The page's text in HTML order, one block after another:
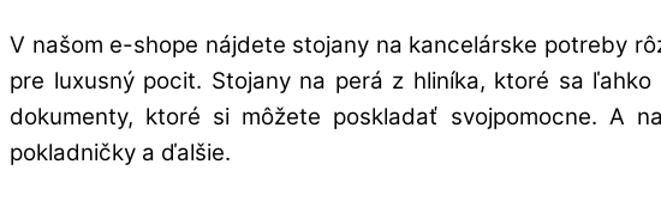
V našom e-shope nájdete stojany na kancelárske potreby
pre luxusný pocit. Stojany na perá z hliníka, ktoré sa
dokumenty, ktoré si môžete poskladať svojpomocne. A
pokladničky a ďalšie.